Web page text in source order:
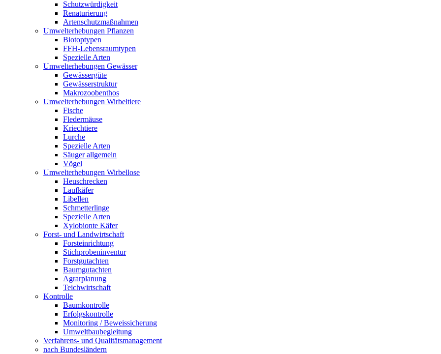
Schutzwürdigkeit
Renaturierung
Artenschutzmaßnahmen
Umwelterhebungen Pflanzen
Biotoptypen
FFH-Lebensraumtypen
Spezielle Arten
Umwelterhebungen Gewässer
Gewässergüte
Gewässerstruktur
Makrozoobenthos
Umwelterhebungen Wirbeltiere
Fische
Fledermäuse
Kriechtiere
Lurche
Spezielle Arten
Säuger allgemein
Vögel
Umwelterhebungen Wirbellose
Heuschrecken
Laufkäfer
Libellen
Schmetterlinge
Spezielle Arten
Xylobionte Käfer
Forst- und Landwirtschaft
Forsteinrichtung
Stichprobeninventur
Forstgutachten
Baumgutachten
Agrarplanung
Teichwirtschaft
Kontrolle
Baumkontrolle
Erfolgskontrolle
Monitoring / Beweissicherung
Umweltbaubegleitung
Verfahrens- und Qualitätsmanagement
nach Bundesländern